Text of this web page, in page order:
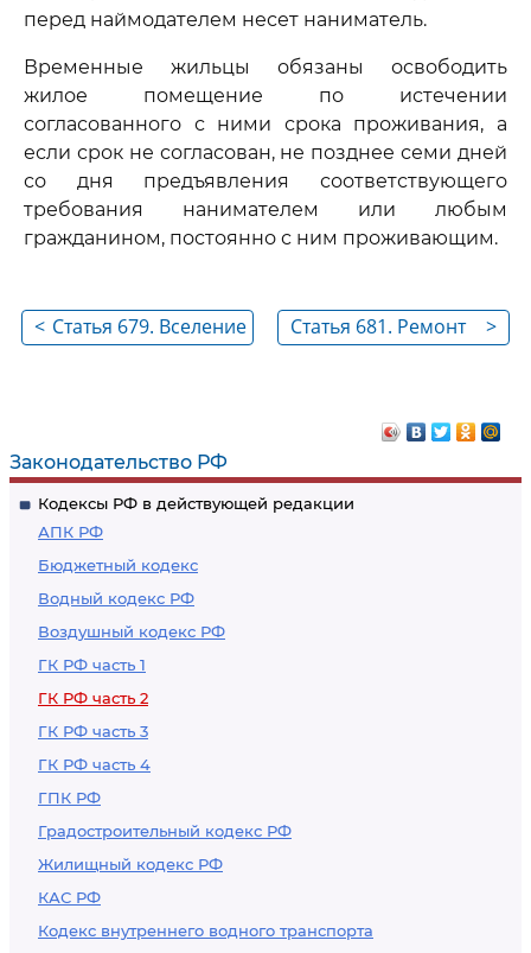
Законодательство РФ
Кодексы РФ в действующей редакции
АПК РФ
Бюджетный кодекс
Водный кодекс РФ
Воздушный кодекс РФ
ГК РФ часть 1
ГК РФ часть 2
ГК РФ часть 3
ГК РФ часть 4
ГПК РФ
Градостроительный кодекс РФ
Жилищный кодекс РФ
КАС РФ
Кодекс внутреннего водного транспорта
перед наймодателем несет наниматель.
Временные жильцы обязаны освободить
жилое помещение по истечении
согласованного с ними срока проживания, а
если срок не согласован, не позднее семи дней
со дня предъявления соответствующего
требования нанимателем или любым
гражданином, постоянно с ним проживающим.
< Статья 679. Вселение
>
Статья 681. Ремонт